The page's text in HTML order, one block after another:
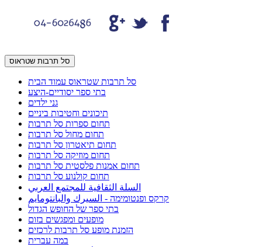
סל תרבות שטראוס
סל תרבות שטראוס עמוד הבית
בתי ספר יסודיים-היצע
גני ילדים
תיכונים וחטיבות ביניים
תחום ספרות סל תרבות
תחום מחול סל תרבות
תחום תיאטרון סל תרבות
תחום מוזיקה סל תרבות
תחום אמנות פלסטית סל תרבות
תחום קולנוע סל תרבות
السلة الثقافية للمجتمع العربي
קרקס ופנטומימה - السيرك والبانتومايم
בתי ספר של החופש הגדול
מופעים ומפגשים בזום
הזמנת מופע סל תרבות לרכזים
במה עברית